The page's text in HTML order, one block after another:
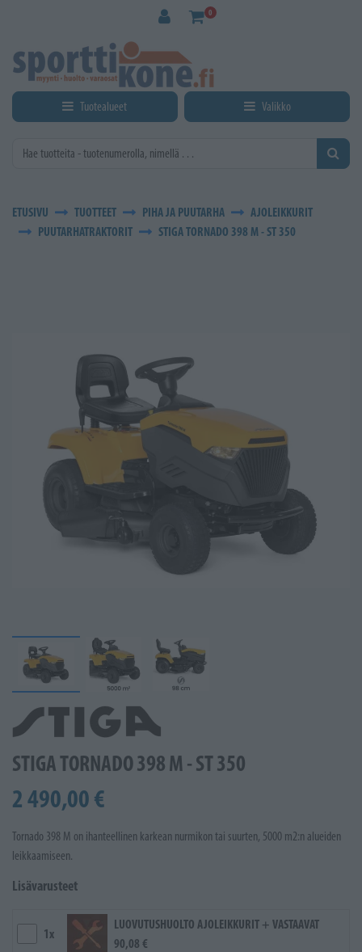
0
Tuotealueet Valikko
ETUSIVU TUOTTEET PIHA JA PUUTARHA
AJOLEIKKURIT
PUUTARHATRAKTORIT
STIGA TORNADO 398 M - ST 350
STIGA TORNADO 398 M - ST 350
2 490,00 €
Tornado 398 M on ihanteellinen karkean nurmikon tai suurten, 5000 m2:n alueiden
leikkaamiseen.
Lisävarusteet
1x
LUOVUTUSHUOLTO AJOLEIKKURIT + VASTAAVAT
90,08 €